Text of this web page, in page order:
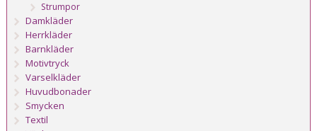
Strumpor
Damkläder
Herrkläder
Barnkläder
Motivtryck
Varselkläder
Huvudbonader
Smycken
Textil